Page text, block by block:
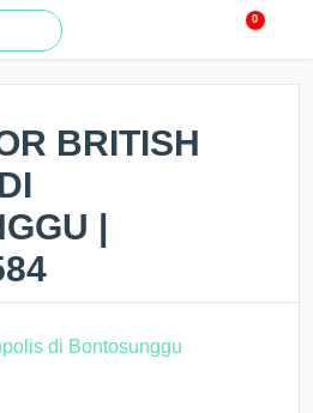
0
BRITISH
|